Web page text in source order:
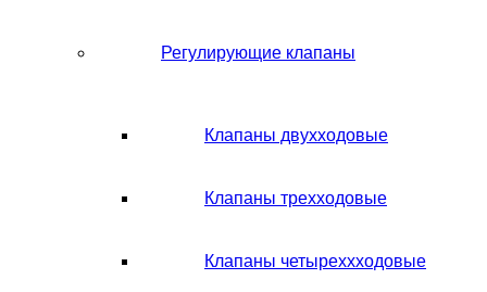
Регулирующие клапаны
Клапаны двухходовые
Клапаны трехходовые
Клапаны четыреххходовые